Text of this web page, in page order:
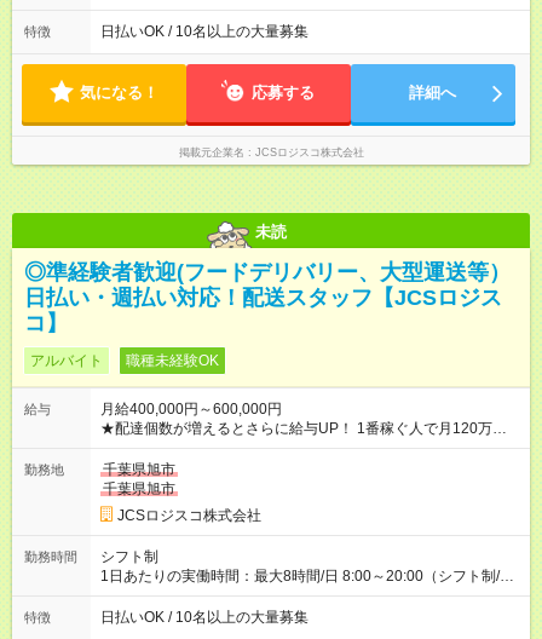
働8時間） ※週5日勤務（場所次第では週4も有り） ※配達状況に
よって時間外での勤務可能性有り ※案件により多少の前後あり
特徴 日払いOK / 10名以上の大量募集
気になる！ 応募する 詳細へ
掲載元企業名 JCSロジスコ株式会社
未読
◎準経験者歓迎(フードデリバリー、大型運送等）
日払い・週払い対応！配送スタッフ【JCSロジス
コ】
アルバイト 職種未経験OK
給与
月給400,000円～600,000円
★配達個数が増えるとさらに給与UP！ 1番稼ぐ人で月120万ほ
ど！ ・主要都市エリア 月収55万円／週5日稼働 月収65万~112
万円／週6日稼働 ・地方郊外エリア 月収40万円／週5日稼働 月
収40万円~50万円／週6日稼働 ＜モデルイメージ＞ ■月収50万
円 (27歳男性/江東区在住)※元建築関係 1日150個配達×25日勤務
(日休み) ■月収80万円(43歳男性/墨田区在住)※元営業 1日200個
勤務地
千葉県旭市
千葉県旭市
JCSロジスコ株式会社
勤務時間
シフト制
1日あたりの実働時間：最大8時間/日 8:00～20:00（シフト制/実
働8時間） ※週5日勤務（場所次第では週4も有り） ※配達状況に
よって時間外での勤務可能性有り ※案件により多少の前後あり
特徴 日払いOK / 10名以上の大量募集